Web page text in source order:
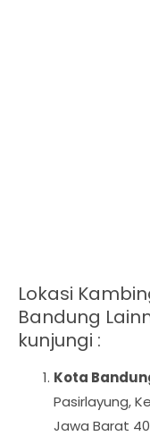
Lokasi
Bandung
kunjungi :
Kota
Pasirlayung,
Jawa Barat